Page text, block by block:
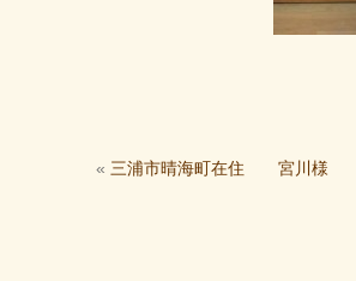
« 三浦市晴海町在住 宮川様